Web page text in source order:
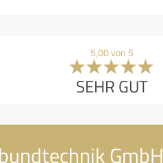
5,00 von 5
SEHR GUT
GmbH